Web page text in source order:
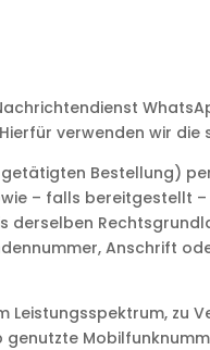
verwenden wir die
Bestellung)
– falls bereitgestellt
derselben
Anschrift
zu